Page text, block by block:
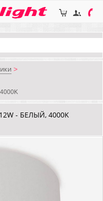
>
- БЕЛЫЙ, 4000K